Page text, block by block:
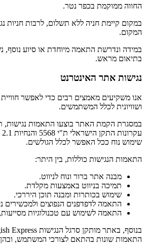
החווה ממוקמת בכפר נטר.
במקום קיימת חניה ללא תשלום, לרבות חניות
המקום.
במידה ונדרשת התאמה מיוחדת או סיוע
בתיאום מראש.
נגישות אתר האינטרנט
אנו משקיעים מאמצים רבים כדי לאפשר חוויית
ושוויונית לכלל המשתמשים.
במסגרת הקמת האתר בוצעו התאמות נגישות,
שימוש נוח ככל האפשר לכלל הגולשים.
התאמות הנגישות כוללות, בין היתר:
מבנה אתר ברור ונוח לניווט.
תמיכה בניווט באמצעות מקלדת.
שימוש בכותרות ומבנה תוכן היררכי.
התאמה לדפדפנים הנפוצים ולמכשירים
התאמה לשימוש עם טכנולוגיות
התאמות שונות בהתאם לצורכי המשתמש,